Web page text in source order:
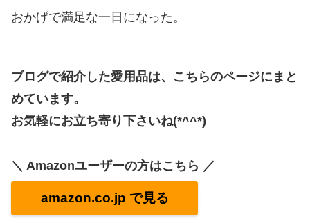
おかげで満足な一日になった。
ブログで紹介した愛用品は、こちらのページにまと
めています。
お気軽にお立ち寄り下さいね(*^^*)
＼ Amazonユーザーの方はこちら ／
amazon.co.jp で見る